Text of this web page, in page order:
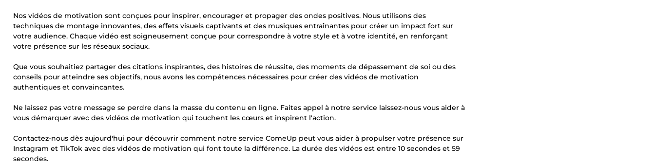
Nos vidéos de motivation sont conçues pour inspirer, encourager et propager des ondes positives. Nous utilisons des
techniques de montage innovantes, des effets visuels captivants et des musiques entraînantes pour créer un impact fort sur
votre audience. Chaque vidéo est soigneusement conçue pour correspondre à votre style et à votre identité, en renforçant
votre présence sur les réseaux sociaux.
Que vous souhaitiez partager des citations inspirantes, des histoires de réussite, des moments de dépassement de soi ou des
conseils pour atteindre ses objectifs, nous avons les compétences nécessaires pour créer des vidéos de motivation
authentiques et convaincantes.
Ne laissez pas votre message se perdre dans la masse du contenu en ligne. Faites appel à notre service laissez-nous vous aider à
vous démarquer avec des vidéos de motivation qui touchent les cœurs et inspirent l'action.
Contactez-nous dès aujourd'hui pour découvrir comment notre service ComeUp peut vous aider à propulser votre présence sur
Instagram et TikTok avec des vidéos de motivation qui font toute la différence. La durée des vidéos est entre 10 secondes et 59
secondes.